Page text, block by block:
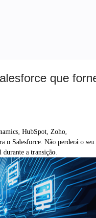
que
HubSpot, Zoho,
o Salesforce. Não perderá o seu
a transição.